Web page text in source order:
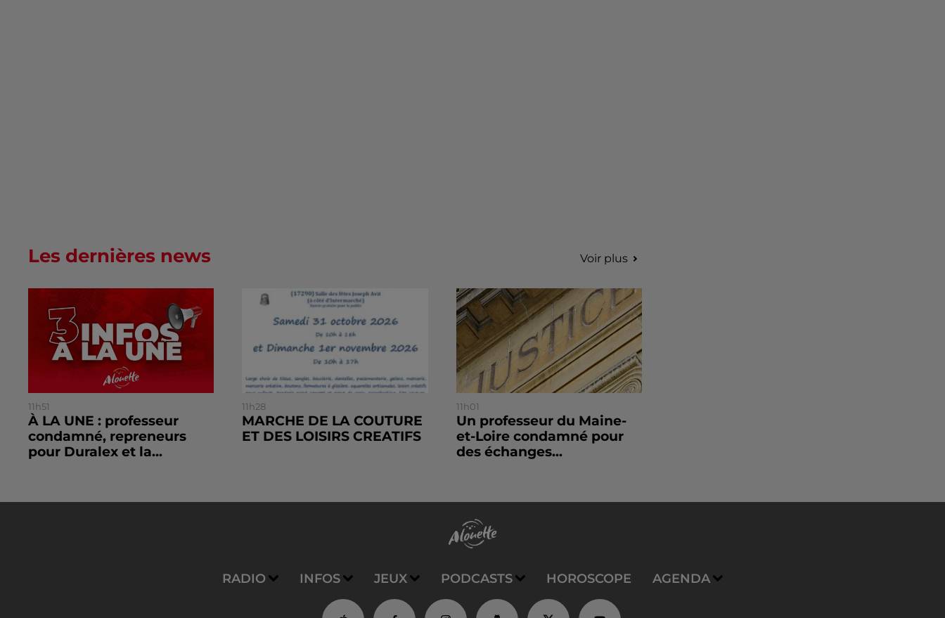
Les dernières news Voir plus
11h51
À LA UNE : professeur
condamné, repreneurs
pour Duralex et la...
11h28
MARCHE DE LA COUTURE
ET DES LOISIRS CREATIFS
11h01
Un professeur du Maine-
et-Loire condamné pour
des échanges...
RADIO INFOS JEUX PODCASTS HOROSCOPE AGENDA